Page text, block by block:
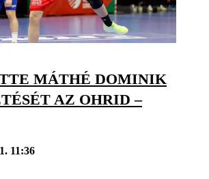
MÁTHÉ DOMINIK
AZ OHRID –
11:36